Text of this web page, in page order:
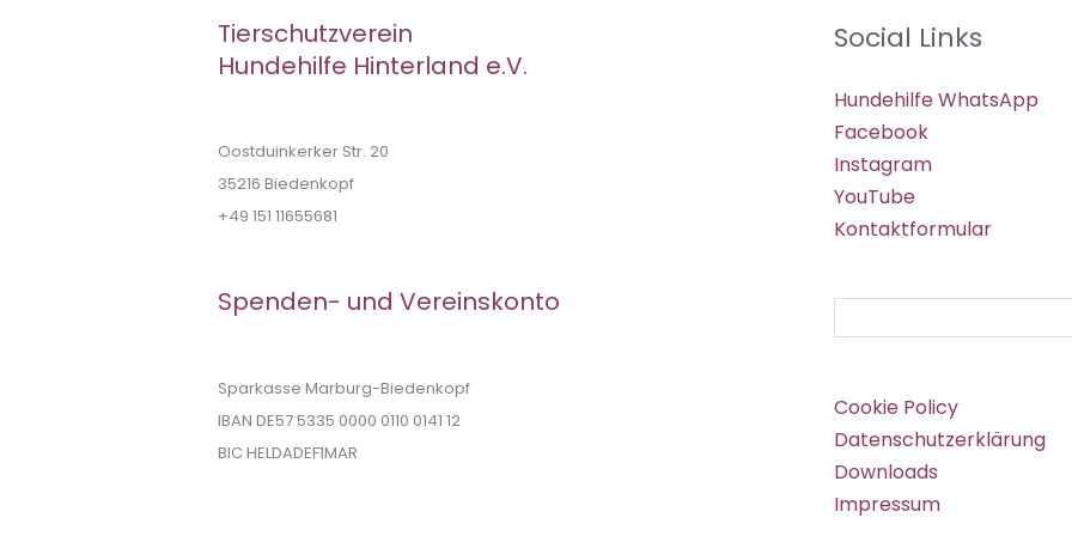
Tierschutzverein
Hundehilfe Hinterland e.V.
Oostduinkerker Str. 20
35216 Biedenkopf
+49 151 11655681
Spenden- und Vereinskonto
Sparkasse Marburg-Biedenkopf
IBAN DE57 5335 0000 0110 0141 12
BIC HELDADEF1MAR
Social Links
Hundehilfe WhatsApp
Facebook
Instagram
YouTube
Kontaktformular
Cookie Policy
Datenschutzerklärung
Downloads
Impressum